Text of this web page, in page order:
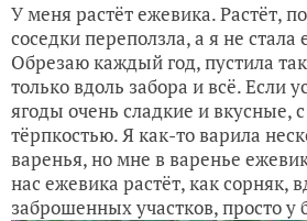
У меня растёт ежевика. Растёт,
соседки переползла, а я не
Обрезаю каждый год, пустила
только вдоль забора и всё. Если
ягоды очень сладкие и вкусные,
тёрпкостью. Я как-то варила
варенья, но мне в варенье
нас ежевика растёт, как сорняк,
заброшенных участков, просто у